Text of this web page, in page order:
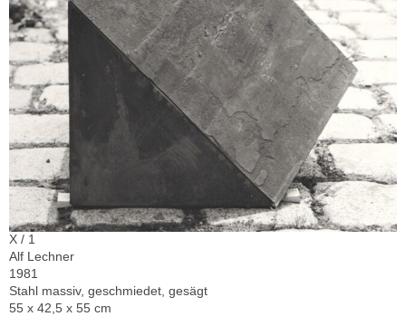
X / 1
Alf Lechner
1981
Stahl massiv, geschmiedet, gesägt
55 x 42,5 x 55 cm